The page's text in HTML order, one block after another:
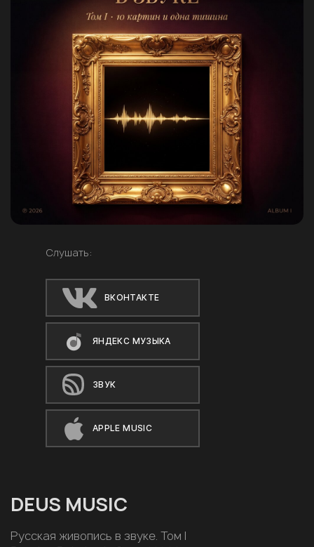
Слушать:
ВКОНТАКТЕ
ЯНДЕКС МУЗЫКА
ЗВУК
APPLE MUSIC
DEUS MUSIC
Русская живопись в звуке. Том I